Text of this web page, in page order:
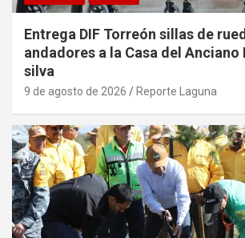
Entrega DIF Torreón sillas de
andadores a la Casa del Anciano
silva
9 de agosto de 2026 Reporte Laguna